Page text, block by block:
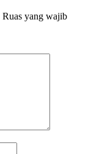
Ruas yang wajib